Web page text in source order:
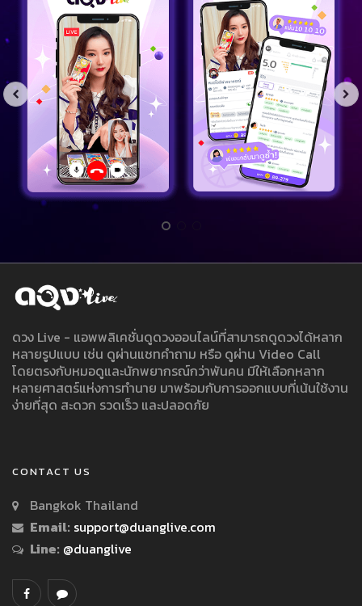
ดวง Live - แอพพลิเคชั่นดูดวงออนไลน์ที่สามารถดูดวงได้หลาก
หลายรูปแบบ เช่น ดูผ่านแชทคำถาม หรือ ดูผ่าน Video Call
โดยตรงกับหมอดูและนักพยากรณ์กว่าพันคน มีให้เลือกหลาก
หลายศาสตร์แห่งการทำนาย มาพร้อมกับการออกแบบที่เน้นใช้งาน
ง่ายที่สุด สะดวก รวดเร็ว และปลอดภัย
CONTACT US
Bangkok Thailand
Email: support@duanglive.com
Line: @duanglive